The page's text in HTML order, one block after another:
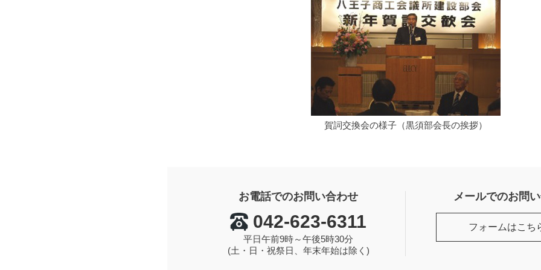
賀詞交換会の様子（黒須部会長の挨拶）
お電話でのお問い合わせ
042-623-6311
平日午前9時～午後5時30分
(土・日・祝祭日、年末年始は除く)
メールでのお問
フォームはこち